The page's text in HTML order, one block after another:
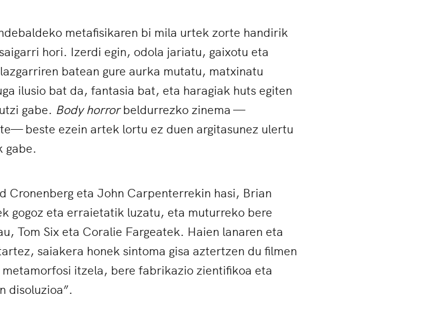
metafisikaren bi mila urtek zorte handirik
hori. Izerdi egin, odola jariatu, gaixotu eta
batean gure aurka mutatu, matxinatu
ilusio bat da, fantasia bat, eta haragiak huts egiten
gabe. Body horrorbeldurrezko zinema —
beste ezein artek lortu ez duen argitasunez ulertu
gabe.
Cronenberg eta John Carpenterrekin hasi, Brian
gogoz eta erraietatik luzatu, eta muturreko bere
Tom Six eta Coralie Fargeatek. Haien lanaren eta
saiakera honek sintoma gisa aztertzen du filmen
itzela, bere fabrikazio zientifikoa eta
disoluzioa”.